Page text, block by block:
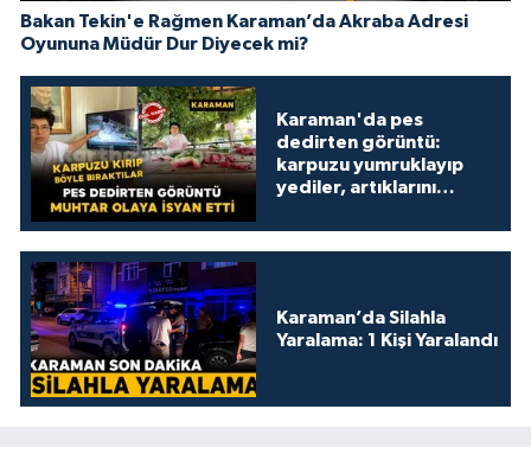
Bakan Tekin'e Rağmen Karaman’da Akraba Adresi
Oyununa Müdür Dur Diyecek mi?
Karaman'da pes
dedirten görüntü:
karpuzu yumruklayıp
yediler, artıklarını
Karaman’da Silahla
Yaralama: 1 Kişi Yaralandı